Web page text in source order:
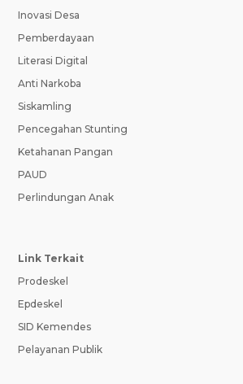
Inovasi Desa
Pemberdayaan
Literasi Digital
Anti Narkoba
Siskamling
Pencegahan Stunting
Ketahanan Pangan
PAUD
Perlindungan Anak
Link Terkait
Prodeskel
Epdeskel
SID Kemendes
Pelayanan Publik